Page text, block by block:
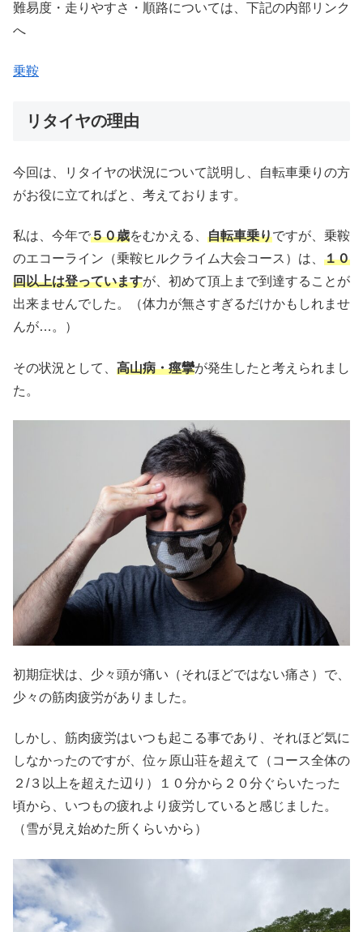
難易度・走りやすさ・順路については、下記の内部リンク
へ
乗鞍
リタイヤの理由
今回は、リタイヤの状況について説明し、自転車乗りの方
がお役に立てればと、考えております。
私は、今年で５０歳をむかえる、 自転車乗りですが、乗鞍
のエコーライン（乗鞍ヒルクライム大会コース）は、 １０
回以上は登っていますが、初めて頂上まで到達することが
出来ませんでした。（体力が無さすぎるだけかもしれませ
んが…。）
その状況として、 高山病・痙攣が発生したと考えられまし
た。
初期症状は、少々頭が痛い（それほどではない痛さ）で、
少々の筋肉疲労がありました。
しかし、筋肉疲労はいつも起こる事であり、それほど気に
しなかったのですが、位ヶ原山荘を超えて（コース全体の
２/３以上を超えた辺り）１０分から２０分ぐらいたった
頃から、いつもの疲れより疲労していると感じました。
（雪が見え始めた所くらいから）